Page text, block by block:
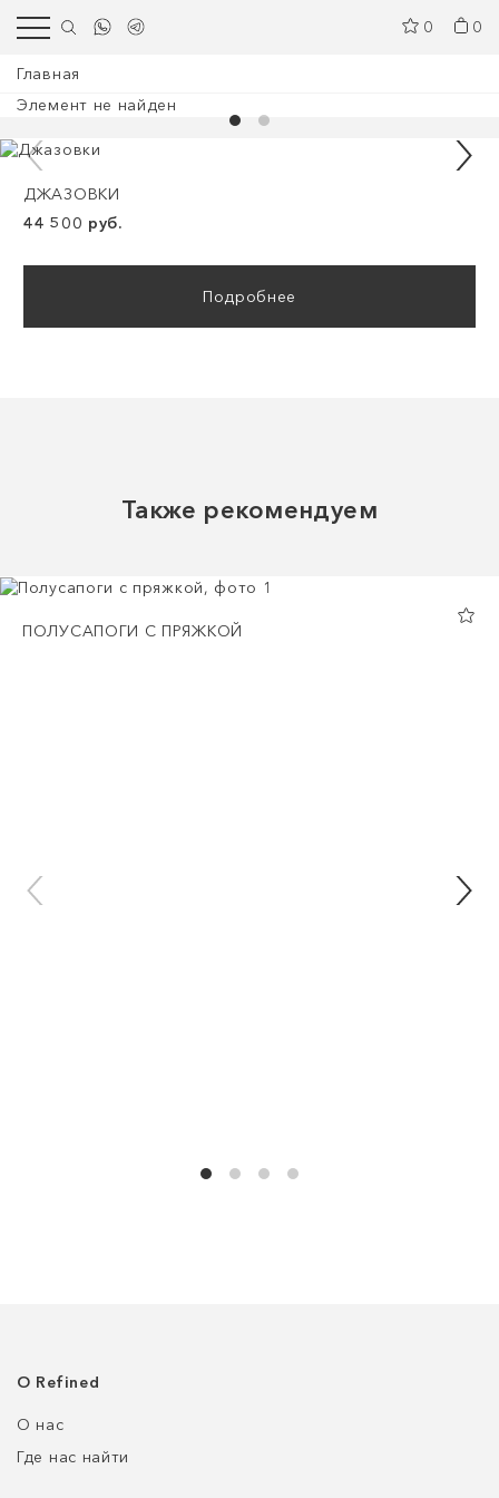
0 0
Главная
Элемент не найден
ДЖАЗОВКИ
44 500 руб.
Подробнее
Также рекомендуем
ПОЛУСАПОГИ С ПРЯЖКОЙ
О Refined
О нас
Где нас найти